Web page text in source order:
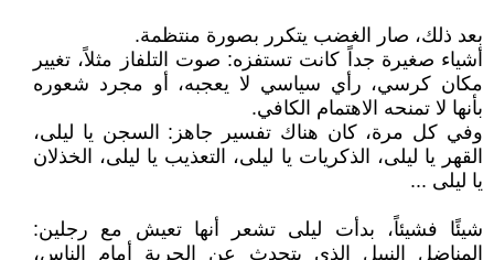
بعد ذلك، صار الغضب يتكرر بصورة منتظمة.
أشياء صغيرة جداً كانت تستفزه: صوت التلفاز مثلاً، تغيير
مكان كرسي، رأي سياسي لا يعجبه، أو مجرد شعوره
بأنها لا تمنحه الاهتمام الكافي.
وفي كل مرة، كان هناك تفسير جاهز: السجن يا ليلى،
القهر يا ليلى، الذكريات يا ليلى، التعذيب يا ليلى، الخذلان
يا ليلى ...
شيئًا فشيئاً، بدأت ليلى تشعر أنها تعيش مع رجلين:
المناضل النبيل الذي يتحدث عن الحرية أمام الناس،